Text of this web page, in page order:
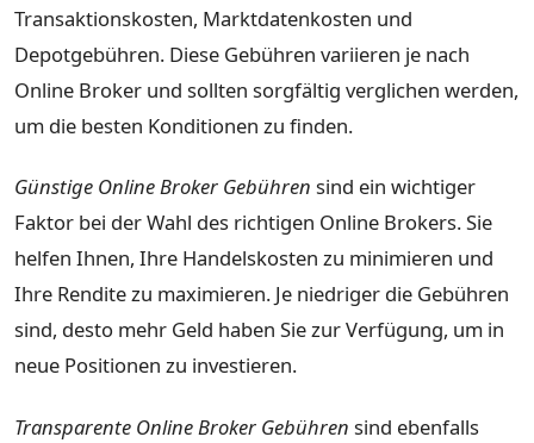
Transaktionskosten, Marktdatenkosten und
Depotgebühren. Diese Gebühren variieren je nach
Online Broker und sollten sorgfältig verglichen werden,
um die besten Konditionen zu finden.
Günstige Online Broker Gebühren sind ein wichtiger
Faktor bei der Wahl des richtigen Online Brokers. Sie
helfen Ihnen, Ihre Handelskosten zu minimieren und
Ihre Rendite zu maximieren. Je niedriger die Gebühren
sind, desto mehr Geld haben Sie zur Verfügung, um in
neue Positionen zu investieren.
Transparente Online Broker Gebühren sind ebenfalls